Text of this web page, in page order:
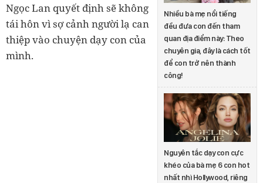
Nhiều bà mẹ nổi tiếng
đều đưa con đến tham
quan địa điểm này: Theo
chuyên gia, đây là cách tốt
để con trở nên thành
công!
Nguyên tắc dạy con cực
khéo của bà mẹ 6 con hot
nhất nhì Hollywood, riêng
Ngọc Lan quyết định sẽ không
tái hôn vì sợ cảnh người lạ can
thiệp vào chuyện dạy con của
mình.